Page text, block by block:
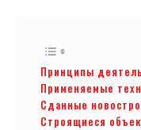
Принципы
Применяемые
Сданные
Строящиеся